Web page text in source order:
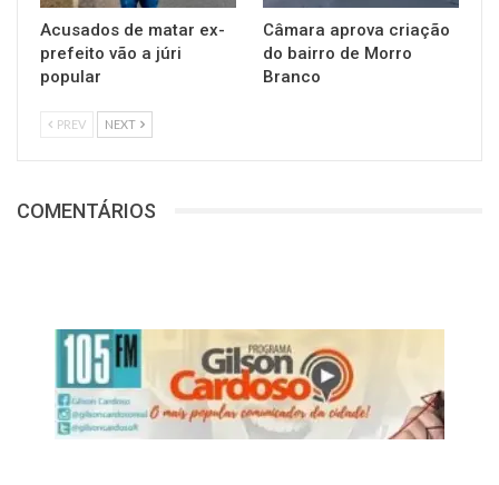
Acusados de matar ex-
prefeito vão a júri
popular
Câmara aprova criação
do bairro de Morro
Branco
PREV NEXT
COMENTÁRIOS